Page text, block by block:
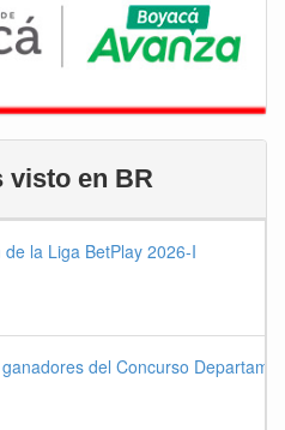
en BR
la Liga BetPlay 2026-I
del Concurso